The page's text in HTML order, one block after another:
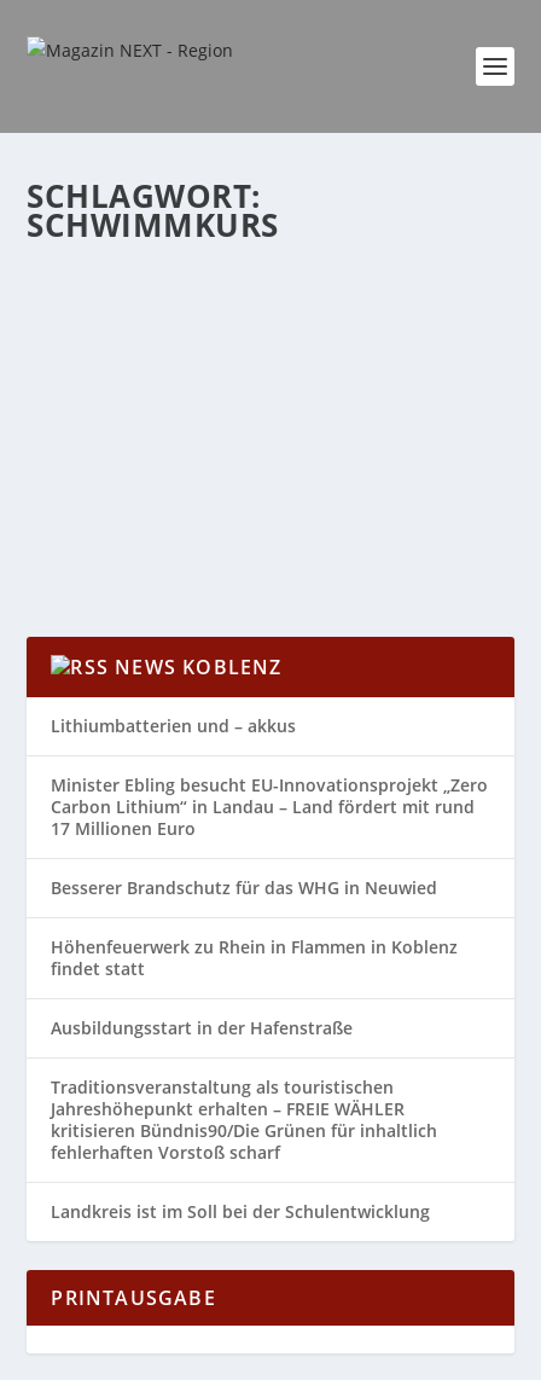
SCHLAGWORT:
SCHWIMMKURS
NEWS KOBLENZ
Lithiumbatterien und – akkus
Minister Ebling besucht EU-Innovationsprojekt „Zero
Carbon Lithium“ in Landau – Land fördert mit rund
17 Millionen Euro
Besserer Brandschutz für das WHG in Neuwied
Höhenfeuerwerk zu Rhein in Flammen in Koblenz
findet statt
Ausbildungsstart in der Hafenstraße
Traditionsveranstaltung als touristischen
Jahreshöhepunkt erhalten – FREIE WÄHLER
kritisieren Bündnis90/Die Grünen für inhaltlich
fehlerhaften Vorstoß scharf
Landkreis ist im Soll bei der Schulentwicklung
PRINTAUSGABE